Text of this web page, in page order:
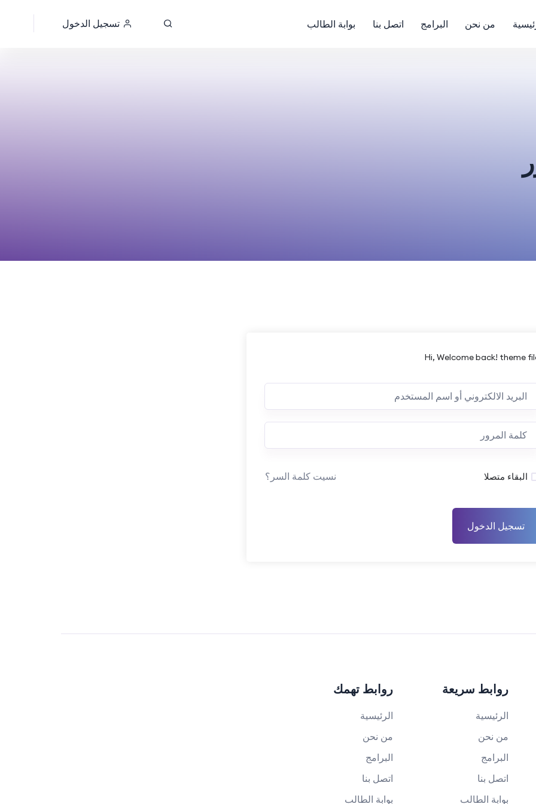
من نحن البرامج اتصل بنا بوابة الطالب تسجيل الدخول
Hi, Welcome back! theme
البقاء متصلا نسيت كلمة السر؟
تسجيل الدخول
روابط سريعة
الرئيسية
من نحن
البرامج
اتصل بنا
بوابة الطالب
روابط تهمك
الرئيسية
من نحن
البرامج
اتصل بنا
بوابة الطالب